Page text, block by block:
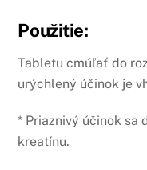
Použitie:
Tabletu cmúľať do
urýchlený účinok je
* Priaznivý účinok sa
kreatínu.